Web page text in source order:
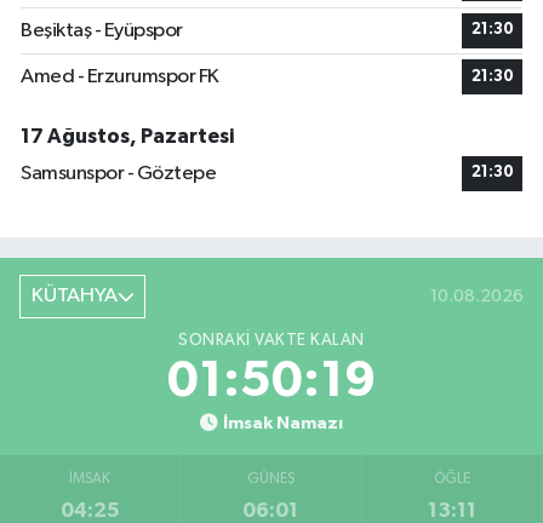
Beşiktaş - Eyüpspor 21:30
Amed - Erzurumspor FK 21:30
17 Ağustos, Pazartesi
Samsunspor - Göztepe
21:30
KÜTAHYA 10.08.2026
SONRAKI VAKTE KALAN
01:50:18
İmsak Namazı
İMSAK
04:25
GÜNEŞ
06:01
ÖĞLE
13:11